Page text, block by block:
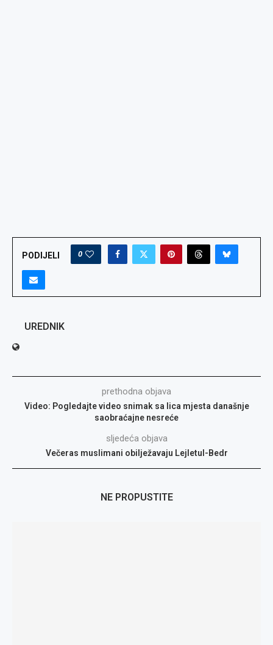
PODIJELI 0
UREDNIK
prethodna objava
Video: Pogledajte video snimak sa lica mjesta današnje
saobraćajne nesreće
sljedeća objava
Večeras muslimani obilježavaju Lejletul-Bedr
NE PROPUSTITE